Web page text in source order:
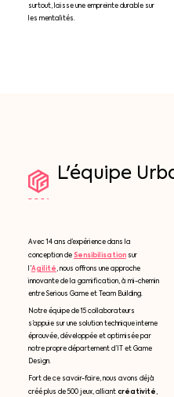
surtout, laisse une empreinte durable sur
les mentalités.
L'équipe
Avec 14 ans d’expérience dans la
conception deSensibilisationsur
l’Agilité, nous offrons une approche
innovante de la gamification, à mi-chemin
entre Serious Game et Team Building.
Notre équipe de 15 collaborateurs
s’appuie sur une solution technique interne
éprouvée, développée et optimisée par
notre propre département d’IT et Game
Design.
Fort de ce savoir-faire, nous avons déjà
créé plus de 500 jeux, alliantcréativité,